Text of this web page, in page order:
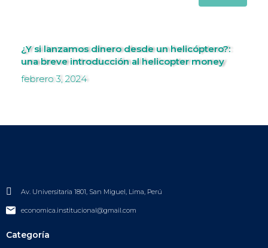
¿Y si lanzamos dinero desde un helicóptero?:
una breve introducción al helicopter money
febrero 3, 2024
Av. Universitaria 1801, San Miguel, Lima, Perú
economica.institucional@gmail.com
Categoría